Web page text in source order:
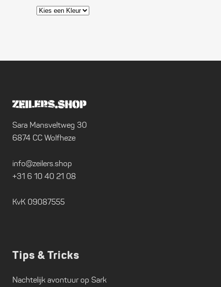
Sara Mansveltweg 30
6874 CC Wolfheze
info@zeilers.shop
+31 6 10 40 21 08
KvK 09087555
Tips & Tricks
Nachtelijk avontuur op Sark